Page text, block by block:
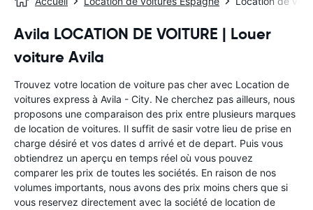
Avila LOCATION DE VOITURE | Louer
voiture Avila
Trouvez votre location de voiture pas cher avec Location de
voitures express à Avila - City. Ne cherchez pas ailleurs, nous
proposons une comparaison des prix entre plusieurs marques
de location de voitures. Il suffit de sasir votre lieu de prise en
charge désiré et vos dates d arrivé et de depart. Puis vous
obtiendrez un aperçu en temps réel où vous pouvez
comparer les prix de toutes les sociétés. En raison de nos
volumes importants, nous avons des prix moins chers que si
vous reservez directement avec la société de location de